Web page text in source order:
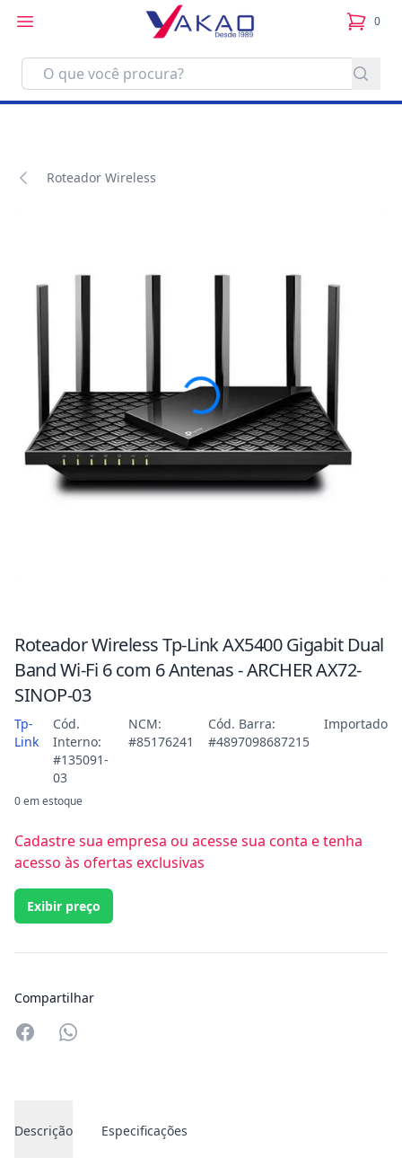
0
itens
Roteador Wireless
Roteador Wireless Tp-Link AX5400 Gigabit Dual
Band Wi-Fi 6 com 6 Antenas - ARCHER AX72-
SINOP-03
Tp-
Link
Cód.
Interno:
#135091-
03
NCM:
#85176241
Cód. Barra:
#4897098687215
Importado
0 em estoque
Cadastre sua empresa ou acesse sua conta e tenha
acesso às ofertas exclusivas
Exibir preço
Compartilhar
Compartilhar no Whatsapp
Descrição Especificações